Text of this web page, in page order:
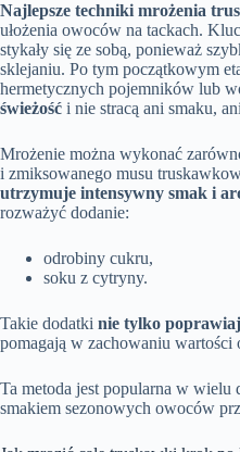
Najlepsze techniki mrożenia
ułożenia owoców na tackach.
stykały się ze sobą, ponieważ
sklejaniu. Po tym początkowym
hermetycznych pojemników lub
świeżość i nie stracą ani smaku,
Mrożenie można wykonać
i zmiksowanego musu
utrzymuje intensywny smak i
rozważyć dodanie:
odrobiny cukru,
soku z cytryny.
Takie dodatki nie tylko
pomagają w zachowaniu
Ta metoda jest popularna w wielu
smakiem sezonowych owoców